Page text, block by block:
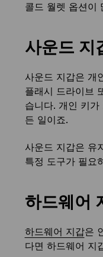
콜드 월렛 옵션이
사운드 지
사운드 지갑은 개
플래시 드라이브
습니다. 개인 키
든 일이죠.
사운드 지갑은 유
특정 도구가 필요
하드웨어
하드웨어 지갑은
다면 하드웨어 지